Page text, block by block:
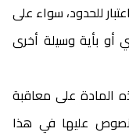
للحدود، سواء على
بأية وسيلة أخرى
المادة على معاقبة
عليها في هذا